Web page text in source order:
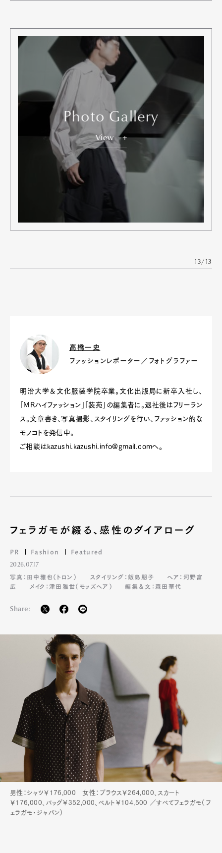
Photo Gallery
View
13/13
高橋一史
ファッションレポーター／フォトグラファー
明治大学＆文化服装学院卒業。文化出版局に新卒入社し、
「MRハイファッション」「装苑」の編集者に。退社後はフリーラン
ス。文章書き、写真撮影、スタイリングを行い、ファッション的な
モノコトを発信中。
ご相談はkazushi.kazushi.info@gmail.comへ。
フェラガモが綴る、感性のダイアローグ
PR Fashion Featured
2026.07.17
写真：田中雅也（トロン）
スタイリング：飯島朋子
ヘア：河野富
広
メイク：津田雅世（モッズヘア） 編集＆文：森田華代
Share:
男性：シャツ￥176,000 女性：ブラウス￥264,000、スカート
￥176,000、バッグ￥352,000、ベルト￥104,500 ／すべてフェラガモ（フ
ェラガモ・ジャパン）